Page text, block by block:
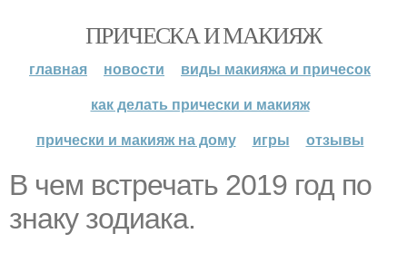
ПРИЧЕСКА И МАКИЯЖ
главная новости
виды макияжа и причесок
как делать прически и макияж
прически и макияж на дому
игры отзывы
В чем встречать 2019 год по
знаку зодиака.